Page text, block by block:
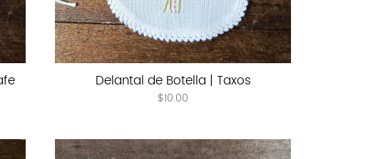
Delantal de Botella | Taxos
$10.00